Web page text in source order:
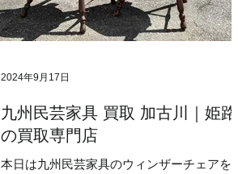
九州民芸家具 買取 加古川｜姫路
の買取専門店
本日は九州民芸家具のウィンザーチェアを買
2024年9月17日